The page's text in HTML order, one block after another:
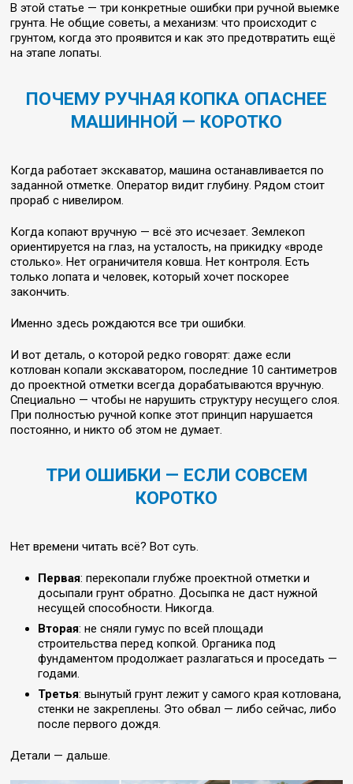
В этой статье — три конкретные ошибки при ручной выемке
грунта. Не общие советы, а механизм: что происходит с
грунтом, когда это проявится и как это предотвратить ещё
на этапе лопаты.
ПОЧЕМУ РУЧНАЯ КОПКА ОПАСНЕЕ
МАШИННОЙ — КОРОТКО
Когда работает экскаватор, машина останавливается по
заданной отметке. Оператор видит глубину. Рядом стоит
прораб с нивелиром.
Когда копают вручную — всё это исчезает. Землекоп
ориентируется на глаз, на усталость, на прикидку «вроде
столько». Нет ограничителя ковша. Нет контроля. Есть
только лопата и человек, который хочет поскорее
закончить.
Именно здесь рождаются все три ошибки.
И вот деталь, о которой редко говорят: даже если
котлован копали экскаватором, последние 10 сантиметров
до проектной отметки всегда дорабатываются вручную.
Специально — чтобы не нарушить структуру несущего слоя.
При полностью ручной копке этот принцип нарушается
постоянно, и никто об этом не думает.
ТРИ ОШИБКИ — ЕСЛИ СОВСЕМ
КОРОТКО
Нет времени читать всё? Вот суть.
Первая: перекопали глубже проектной отметки и
досыпали грунт обратно. Досыпка не даст нужной
несущей способности. Никогда.
Вторая: не сняли гумус по всей площади
строительства перед копкой. Органика под
фундаментом продолжает разлагаться и проседать —
годами.
Третья: вынутый грунт лежит у самого края котлована,
стенки не закреплены. Это обвал — либо сейчас, либо
после первого дождя.
Детали — дальше.